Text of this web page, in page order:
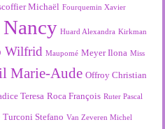
Michaël Fourquemin Xavier
Huard Alexandra Kirkman
Wilfrid Maupomé Meyer Ilona Miss
Marie-Aude Offroy Christian
Teresa Roca François Ruter Pascal
Turconi Stefano Van Zeveren Michel